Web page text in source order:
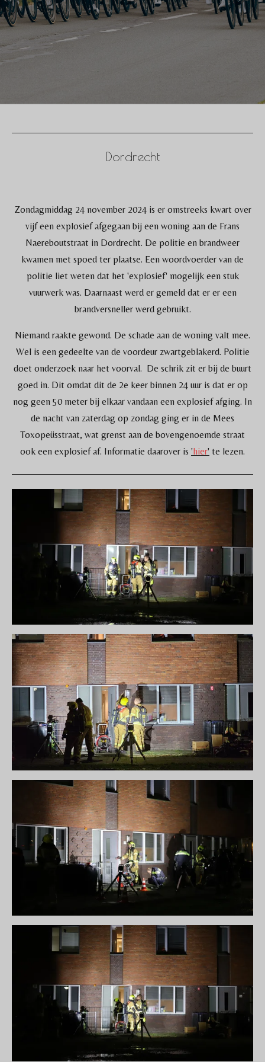
Dordrecht
Zondagmiddag 24 november 2024 is er omstreeks kwart over
vijf een explosief afgegaan bij een woning aan de Frans
Naereboutstraat in Dordrecht. De politie en brandweer
kwamen met spoed ter plaatse. Een woordvoerder van de
politie liet weten dat het 'explosief' mogelijk een stuk
vuurwerk was. Daarnaast werd er gemeld dat er er een
brandversneller werd gebruikt.
Niemand raakte gewond. De schade aan de woning valt mee.
Wel is een gedeelte van de voordeur zwartgeblakerd. Politie
doet onderzoek naar het voorval. De schrik zit er bij de buurt
goed in. Dit omdat dit de 2e keer binnen 24 uur is dat er op
nog geen 50 meter bij elkaar vandaan een explosief afging. In
de nacht van zaterdag op zondag ging er in de Mees
Toxopeüsstraat, wat grenst aan de bovengenoemde straat
ook een explosief af. Informatie daarover is 'hier' te lezen.